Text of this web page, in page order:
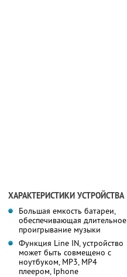
ХАРАКТЕРИСТИКИ УСТРОЙСТВА
Большая емкость батареи,
обеспечивающая длительное
проигрывание музыки
Функция Line IN, устройство
может быть совмещено с
ноутбуком, MP3, MP4
плеером, Iphone